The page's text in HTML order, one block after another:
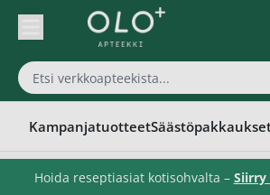
Skip to Content
Kampanjatuotteet
Hoida reseptiasiat kotisohvalta –